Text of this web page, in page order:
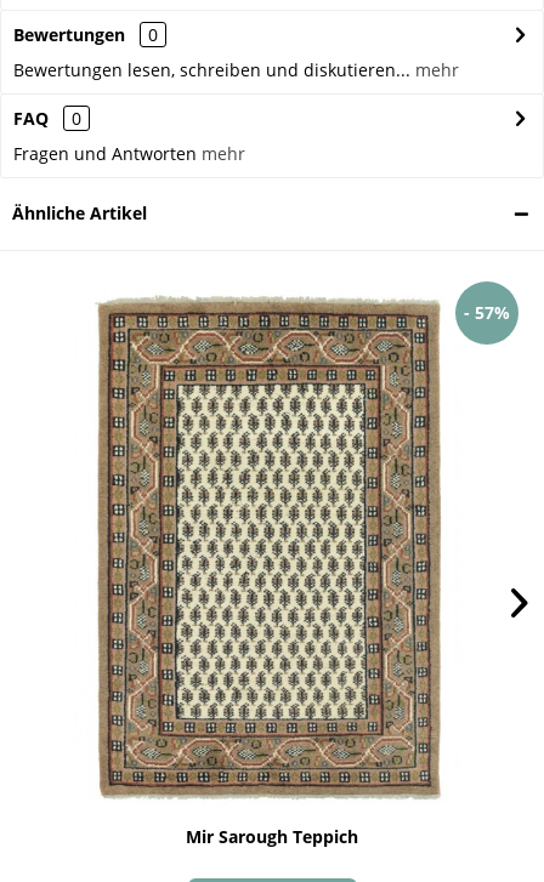
Bewertungen
0
Bewertungen lesen, schreiben und diskutieren... mehr
FAQ
0
Fragen und Antworten mehr
Ähnliche Artikel
- 57%
Mir Sarough Teppich